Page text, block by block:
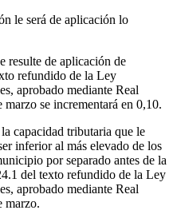
le será de aplicación lo
resulte de aplicación de
refundido de la Ley
aprobado mediante Real
se incrementará en 0,10.
capacidad tributaria que le
inferior al más elevado de los
por separado antes de la
del texto refundido de la Ley
aprobado mediante Real
marzo.